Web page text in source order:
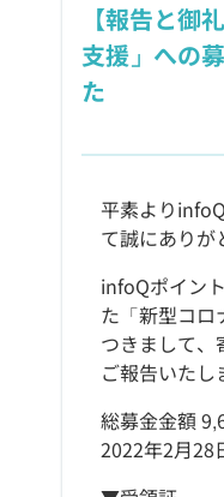
【報告と御
支援」への
た
平素より
て誠にありが
infoQポイン
た「新型コロ
つきまして、
ご報告いたし
総募金金額
2022年2月28